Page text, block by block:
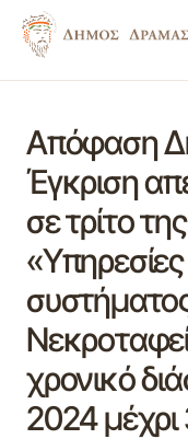
Απόφαση
Έγκριση
σε τρίτο
χρονικό
2024